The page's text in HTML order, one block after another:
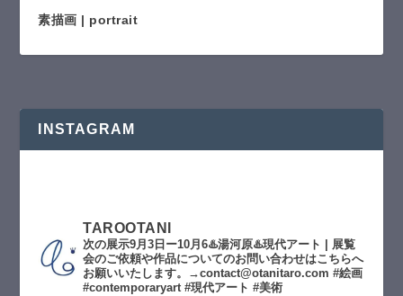
素描画 | portrait
INSTAGRAM
TAROOTANI
次の展示9月3日ー10月6♨️湯河原♨️現代アート | 展覧
会のご依頼や作品についてのお問い合わせはこちらへ
お願いいたします。→contact@otanitaro.com #絵画
#contemporaryart #現代アート #美術